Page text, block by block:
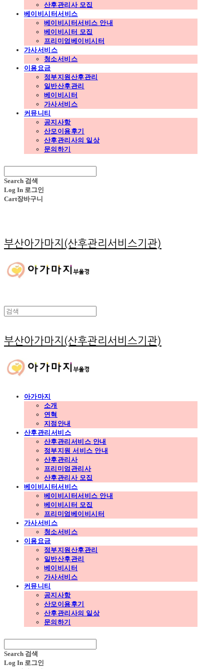
산후관리사 모집
베이비시터서비스
베이비시터서비스 안내
베이비시터 모집
프리미엄베이비시터
가사서비스
청소서비스
이용요금
정부지원산후관리
일반산후관리
베이비시터
가사서비스
커뮤니티
공지사항
산모이용후기
산후관리사의 일상
문의하기
Search 검색
Log In 로그인
Cart장바구니
부산아가마지(산후관리서비스기관)
부산아가마지(산후관리서비스기관)
아가마지
소개
연혁
지점안내
산후관리서비스
산후관리서비스 안내
정부지원 서비스 안내
산후관리사
프리미엄관리사
산후관리사 모집
베이비시터서비스
베이비시터서비스 안내
베이비시터 모집
프리미엄베이비시터
가사서비스
청소서비스
이용요금
정부지원산후관리
일반산후관리
베이비시터
가사서비스
커뮤니티
공지사항
산모이용후기
산후관리사의 일상
문의하기
Search 검색
Log In 로그인